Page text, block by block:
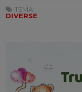
TEMA:
DIVERSE